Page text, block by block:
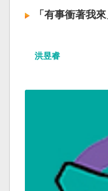
「有事衝著我
洪昱睿